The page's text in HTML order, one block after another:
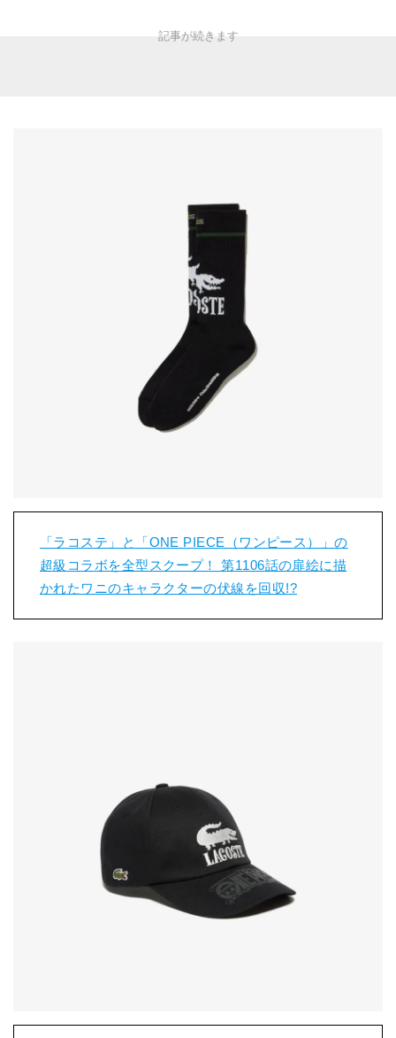
「ラコステ」と「ONE PIECE（ワンピース）」の
超級コラボを全型スクープ！ 第1106話の扉絵に描
かれたワニのキャラクターの伏線を回収!?